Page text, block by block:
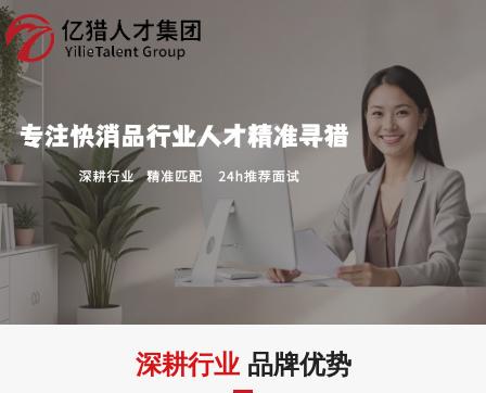
深耕行业品牌优势